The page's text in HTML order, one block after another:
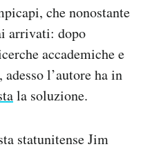
che nonostante
arrivati: dopo
accademiche e
l’autore ha in
la soluzione.
statunitense Jim